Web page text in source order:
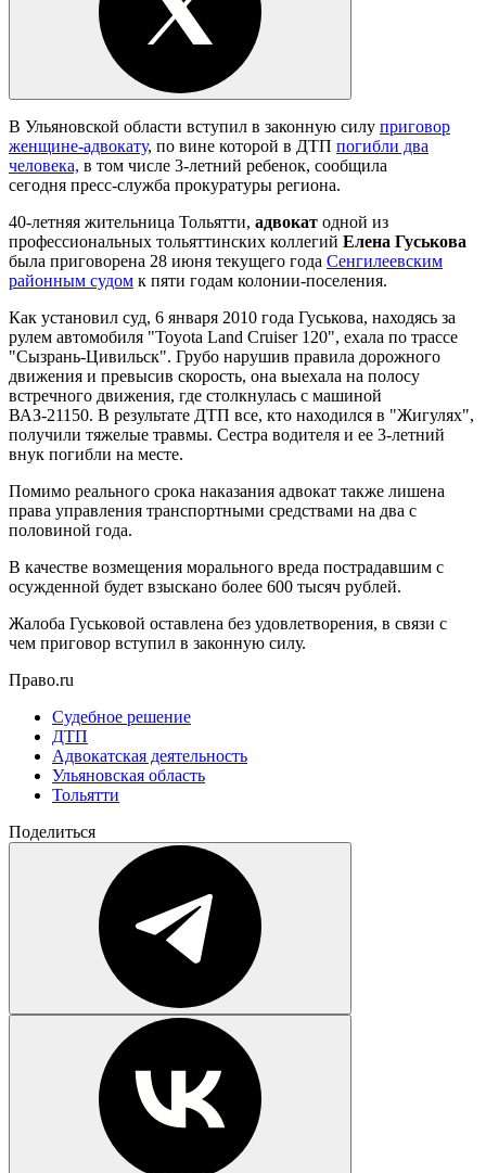
В Ульяновской области вступил в законную силу приговор
женщине-адвокату, по вине которой в ДТП погибли два
человека, в том числе 3-летний ребенок, сообщила
сегодня пресс-служба прокуратуры региона.
40-летняя жительница Тольятти, адвокат одной из
профессиональных тольяттинских коллегий Елена Гуськова
была приговорена 28 июня текущего года Сенгилеевским
районным судом к пяти годам колонии-поселения.
Как установил суд, 6 января 2010 года Гуськова, находясь за
рулем автомобиля "Toyota Land Cruiser 120", ехала по трассе
"Сызрань-Цивильск". Грубо нарушив правила дорожного
движения и превысив скорость, она выехала на полосу
встречного движения, где столкнулась с машиной
ВАЗ-21150. В результате ДТП все, кто находился в "Жигулях",
получили тяжелые травмы. Сестра водителя и ее 3-летний
внук погибли на месте.
Помимо реального срока наказания адвокат также лишена
права управления транспортными средствами на два с
половиной года.
В качестве возмещения морального вреда пострадавшим с
осужденной будет взыскано более 600 тысяч рублей.
Жалоба Гуськовой оставлена без удовлетворения, в связи с
чем приговор вступил в законную силу.
Право.ru
Судебное решение
ДТП
Адвокатская деятельность
Ульяновская область
Тольятти
Поделиться